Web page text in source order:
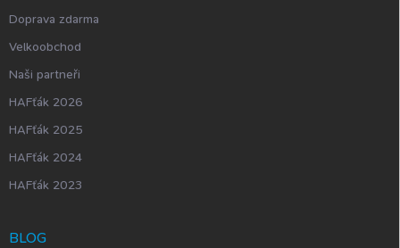
Doprava zdarma
Velkoobchod
Naši partneři
HAFťák 2026
HAFťák 2025
HAFťák 2024
HAFťák 2023
BLOG